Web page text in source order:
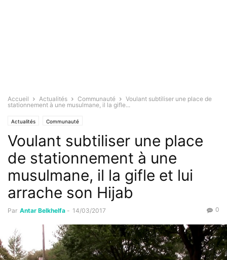
Accueil Actualités Communauté
Voulant subtiliser une place de
stationnement à une musulmane, il la gifle...
Actualités Communauté
Voulant subtiliser une place
de stationnement à une
musulmane, il la gifle et lui
arrache son Hijab
Par Antar Belkhelfa - 14/03/2017 0